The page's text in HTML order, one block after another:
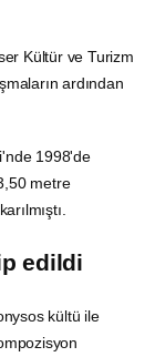
Kültür ve Turizm
ardından
1998'de
metre
edildi
kültü ile